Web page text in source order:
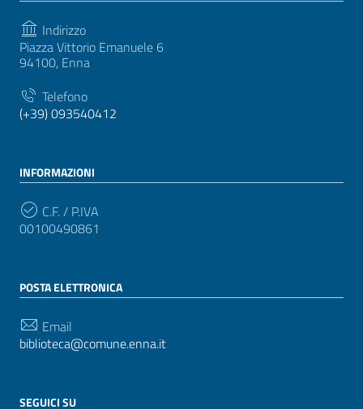
Indirizzo
Piazza Vittorio Emanuele 6
94100, Enna
Telefono
(+39) 093540412
INFORMAZIONI
C.F. / P.IVA
00100490861
POSTA ELETTRONICA
Email
biblioteca@comune.enna.it
SEGUICI SU